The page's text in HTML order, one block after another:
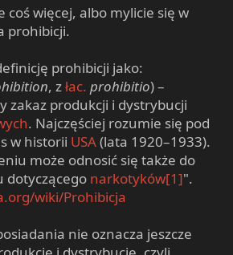
coś więcej, albo mylicie się w
prohibicji.
prohibicji jako:
, złac. prohibitio) –
zakaz produkcji i dystrybucji
. Najczęściej rozumie się pod
w historii USA(lata 1920–1933).
może odnosić się także do
dotyczącego narkotyków[1]".
wiki/Prohibicja
nie oznacza jeszcze